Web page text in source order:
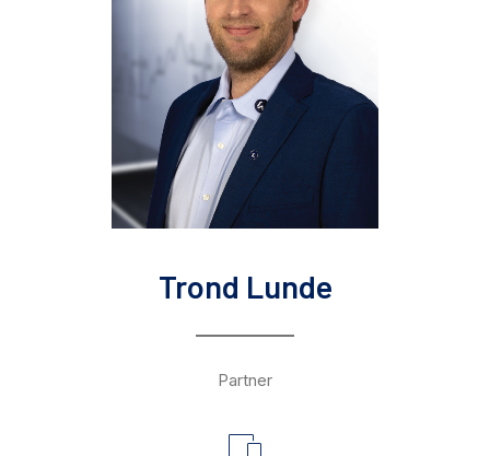
Trond Lunde
Partner